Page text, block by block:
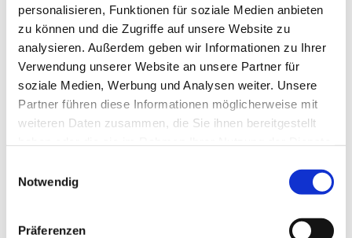
personalisieren, Funktionen für soziale Medien anbieten
zu können und die Zugriffe auf unsere Website zu
analysieren. Außerdem geben wir Informationen zu Ihrer
Verwendung unserer Website an unsere Partner für
soziale Medien, Werbung und Analysen weiter. Unsere
Partner führen diese Informationen möglicherweise mit
weiteren Daten zusammen, die Sie ihnen bereitgestellt
Notwendig
Präferenzen
Dies könnte Sie auch
interessieren